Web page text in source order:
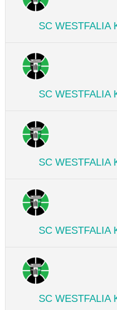
SC WESTFALIA
SC WESTFALIA
SC WESTFALIA
SC WESTFALIA
SC WESTFALIA